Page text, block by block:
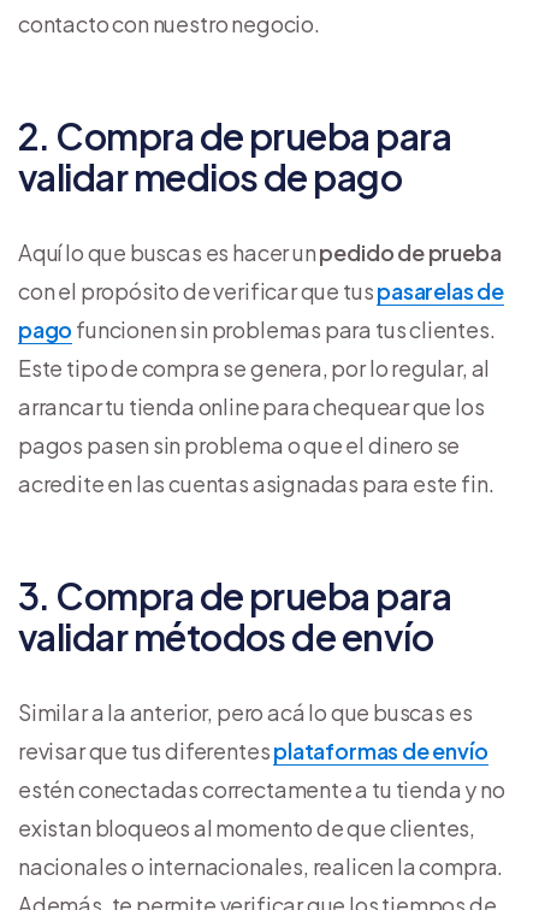
contacto con nuestro negocio.
2. Compra de prueba para
validar medios de pago
Aquí lo que buscas es hacer unpedido de prueba
con el propósito de verificar que tuspasarelas de
pago funcionen sin problemas para tus clientes.
Este tipo de compra se genera, por lo regular, al
arrancar tu tienda online para chequear que los
pagos pasen sin problema o que el dinero se
acredite en las cuentas asignadas para este fin.
3. Compra de prueba para
validar métodos de envío
Similar a la anterior, pero acá lo que buscas es
revisar que tus diferentesplataformas de envío
estén conectadas correctamente a tu tienda y no
existan bloqueos al momento de que clientes,
nacionales o internacionales, realicen la compra.
Además, te permite verificar que los tiempos de